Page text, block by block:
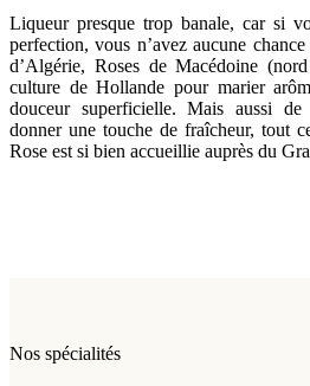
Liqueur presque trop banale, car si
perfection, vous n’avez aucune
d’Algérie, Roses de Macédoine
culture de Hollande pour marier
douceur superficielle. Mais aussi
donner une touche de fraîcheur, tout
Rose est si bien accueillie auprès du
Nos spécialités